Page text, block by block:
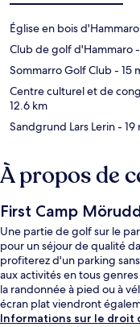
Église en bois d'Hammaro
Club de golf d'Hammaro
Sommarro Golf Club- 15
Centre culturel et de
12.6 km
Sandgrund Lars Lerin- 19
À propos de
First Camp
Une partie de golf sur le
pour un séjour de qualité
profiterez d'un parking
aux activités en tous
la randonnée à pied ou à
écran plat viendront
Informations sur le droit